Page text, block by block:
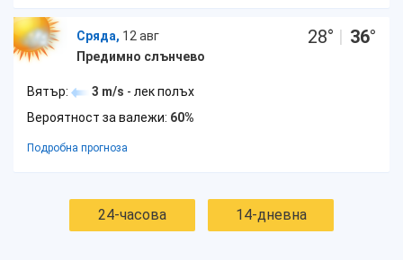
Сряда, 12 авг
Предимно слънчево
28° | 36°
Вятър: 3 m/s - лек полъх
Вероятност за валежи: 60%
Подробна прогноза
24-часова 14-дневна